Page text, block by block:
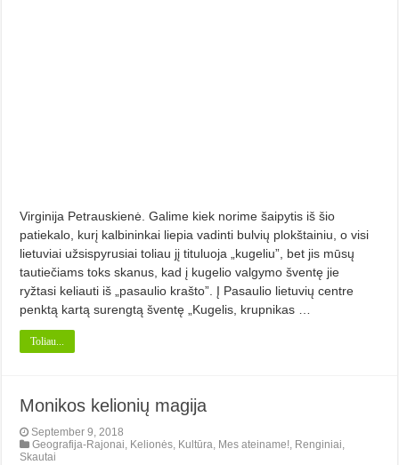
Virginija Petrauskienė. Galime kiek norime šaipytis iš šio
patiekalo, kurį kalbininkai liepia vadinti bulvių plokštainiu, o visi
lietuviai užsispyrusiai toliau jį tituluoja „kugeliu”, bet jis mūsų
tautiečiams toks skanus, kad į kugelio valgymo šventę jie
ryžtasi keliauti iš „pasaulio krašto”. Į Pasaulio lietuvių centre
penktą kartą surengtą šventę „Kugelis, krupnikas …
Toliau...
Monikos kelionių magija
September 9, 2018
Geografija-Rajonai, Kelionės, Kultūra, Mes ateiname!, Renginiai,
Skautai